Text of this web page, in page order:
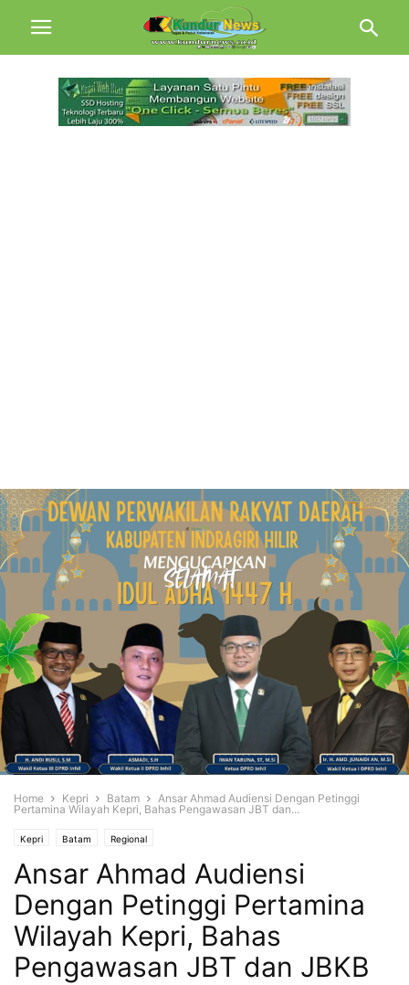
Home Kepri Batam
Ansar Ahmad Audiensi Dengan Petinggi
Pertamina Wilayah Kepri, Bahas Pengawasan JBT dan...
Kepri Batam Regional
Ansar Ahmad Audiensi
Dengan Petinggi Pertamina
Wilayah Kepri, Bahas
Pengawasan JBT dan JBKB